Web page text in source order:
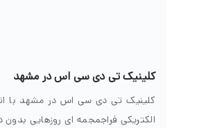
کلینیک تی دی سی اس در مشهد
کلینیک تی دی سی اس در مشهد با
الکتریکی فراجمجمه ای روزهایی بدون